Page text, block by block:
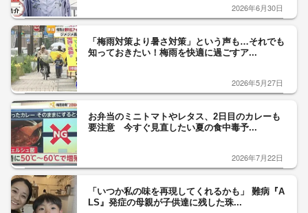
2026年6月30日
「梅雨対策より暑さ対策」という声も…それでも
知っておきたい！梅雨を快適に過ごすア...
2026年5月27日
お弁当のミニトマトやレタス、2日目のカレーも
要注意 今すぐ見直したい夏の食中毒予...
2026年7月22日
「いつか私の味を再現してくれるかも」 難病『A
LS』発症の母親が子供達に残した珠...